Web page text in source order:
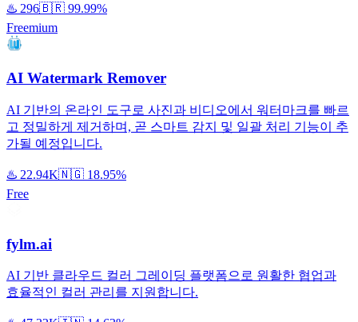
♨️ 296🇧🇷 99.99%
Freemium
AI Watermark Remover
AI 기반의 온라인 도구로 사진과 비디오에서 워터마크를 빠르
고 정밀하게 제거하며, 곧 스마트 감지 및 일괄 처리 기능이 추
가될 예정입니다.
♨️ 22.94K🇳🇬 18.95%
Free
fylm.ai
AI 기반 클라우드 컬러 그레이딩 플랫폼으로 원활한 협업과
효율적인 컬러 관리를 지원합니다.